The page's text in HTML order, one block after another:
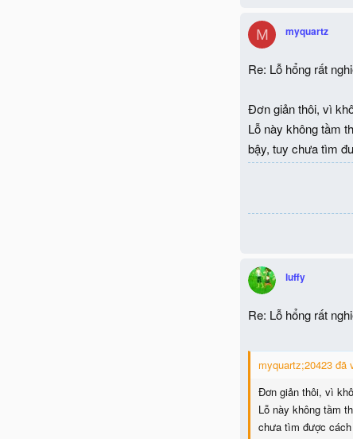
M myquartz
Re: Lỗ hổng rất
Đơn giản thôi, vì
Lỗ này không tầm
bậy, tuy chưa tìm
luffy
Re: Lỗ hổng rất
myquartz;20423 đã
Đơn giản thôi, vì
Lỗ này không tầm
chưa tìm được